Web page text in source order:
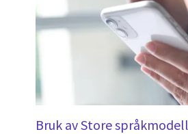
Bruk av Store